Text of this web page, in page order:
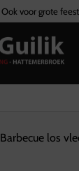
Ook voor grote
Barbecue los